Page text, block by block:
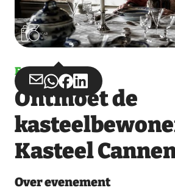
Evenement
Deel
via
Email
Deel
via
WhatsApp
Deel
op
Facebook
Deel
op
LinkedIn
Ontmoet de
Kasteel
Over evenement